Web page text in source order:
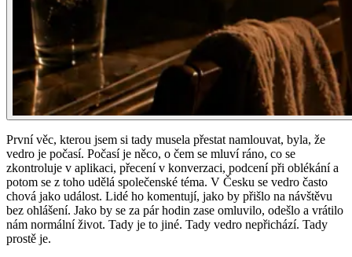
První věc, kterou jsem si tady musela přestat namlouvat, byla, že
vedro je počasí. Počasí je něco, o čem se mluví ráno, co se
zkontroluje v aplikaci, přecení v konverzaci, podcení při oblékání a
potom se z toho udělá společenské téma. V Česku se vedro často
chová jako událost. Lidé ho komentují, jako by přišlo na návštěvu
bez ohlášení. Jako by se za pár hodin zase omluvilo, odešlo a vrátilo
nám normální život. Tady je to jiné. Tady vedro nepřichází. Tady
prostě je.